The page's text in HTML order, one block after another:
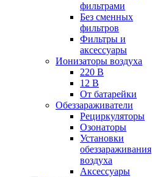
фильтрами
Без сменных
фильтров
Фильтры и
аксессуары
Ионизаторы воздуха
220 В
12 В
От батарейки
Обеззараживатели
Рециркуляторы
Озонаторы
Установки
обеззараживания
воздуха
Аксессуары